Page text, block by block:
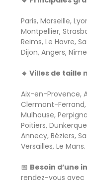
Paris, Marseille,
Montpellier,
Reims, Le Havre,
Dijon, Angers,
🔹 Villes de
Aix-en-Provence,
Clermont-Ferrand,
Mulhouse,
Poitiers,
Annecy, Béziers,
Versailles, Le Mans.
📅 Besoin d’une
rendez-vous avec